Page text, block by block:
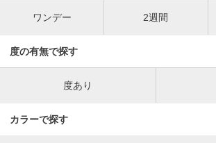
ワンデー 2週間
度の有無で探す
度あり
カラーで探す